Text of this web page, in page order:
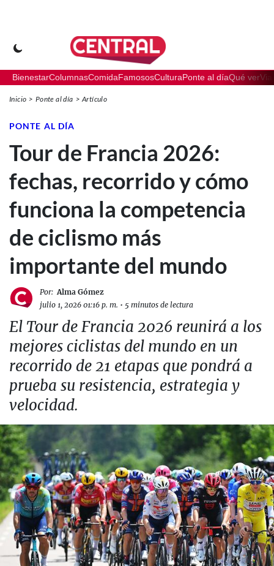
BienestarColumnasComidaFamososCulturaPonte al díaQué ver
Inicio Ponte al día Artículo
PONTE AL DÍA
Tour de Francia 2026:
fechas, recorrido y cómo
funciona la competencia
de ciclismo más
importante del mundo
Por: Alma Gómez
julio 1, 2026 01:16 p. m. • 5 minutos de lectura
El Tour de Francia 2026 reunirá a los
mejores ciclistas del mundo en un
recorrido de 21 etapas que pondrá a
prueba su resistencia, estrategia y
velocidad.